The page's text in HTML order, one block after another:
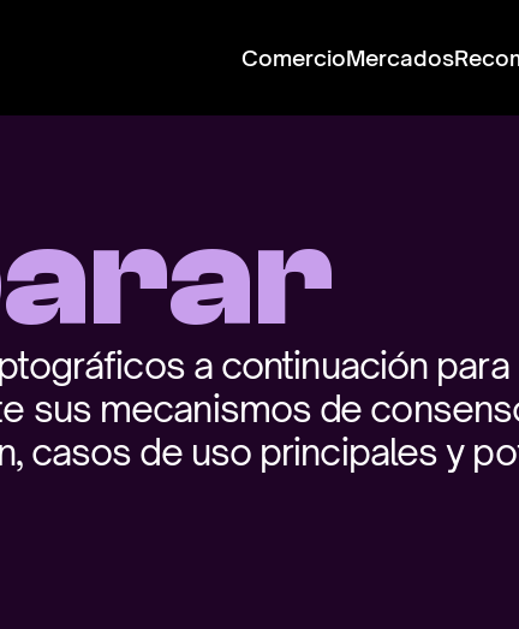
ComercioMercados
a continuación para
sus mecanismos de
casos de uso principales y